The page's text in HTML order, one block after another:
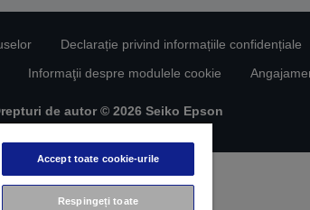
Declarație privind informațiile confidențiale
Informaţii despre modulele cookie
de autor © 2026 Seiko Epson
Accept toate cookie-urile
Respingeți toate